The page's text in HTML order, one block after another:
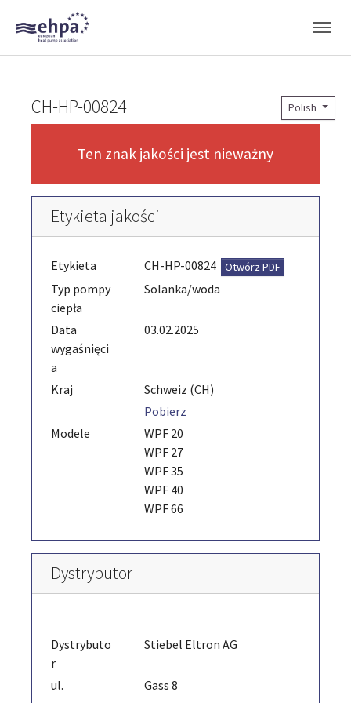
Skip to main navigation
Skip to main content
Skip to page footer
Polish
CH-HP-00824
Ten znak jakości jest nieważny
Etykieta jakości
Etykieta CH-HP-00824 Otwórz PDF
Typ pompy
ciepła
Solanka/woda
Data
wygaśnięci
a
03.02.2025
Kraj
Schweiz (CH)
Pobierz
Modele
WPF 20
WPF 27
WPF 35
WPF 40
WPF 66
Dystrybutor
Dystrybuto
r
Stiebel Eltron AG
ul.
Gass 8